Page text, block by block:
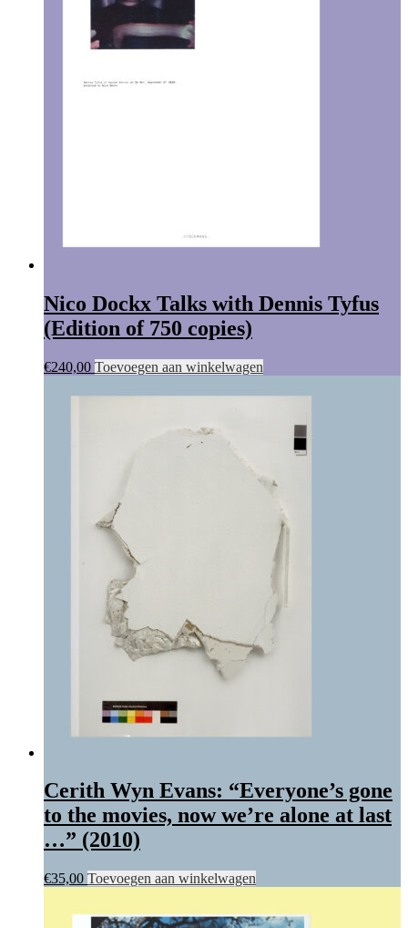
Nico Dockx Talks with Dennis Tyfus
(Edition of 750 copies)
€240,00 Toevoegen aan winkelwagen
Cerith Wyn Evans: “Everyone’s gone
to the movies, now we’re alone at last
…” (2010)
€35,00 Toevoegen aan winkelwagen